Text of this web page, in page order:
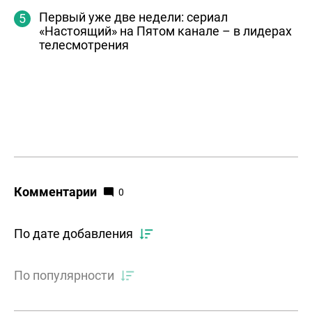
Первый уже две недели: сериал
«Настоящий» на Пятом канале – в лидерах
телесмотрения
Комментарии 0
По дате добавления
По популярности